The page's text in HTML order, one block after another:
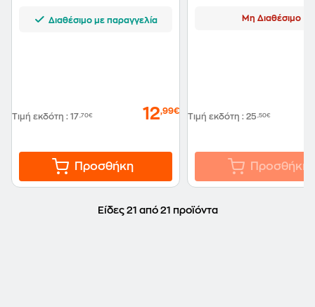
Διαθέσιμο με παραγγελία
Τιμή εκδότη : 17,70€ 12,99€
Προσθήκη
Μη Διαθέσιμο
Τιμή εκδότη : 25,50€
Προσθήκη
Είδες 21 από 21 προϊόντα